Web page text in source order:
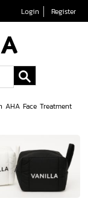
Login Register
AHA Face Treatment